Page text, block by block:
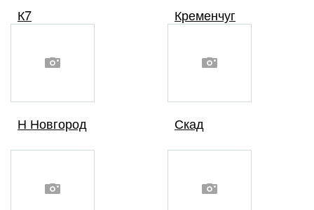
К7 Кременчуг
Н Новгород Скад